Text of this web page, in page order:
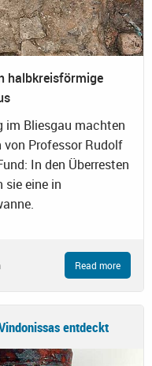
halbkreisförmige
im Bliesgau machten
Professor Rudolf
In den Überresten
sie eine in
Read more
entdeckt